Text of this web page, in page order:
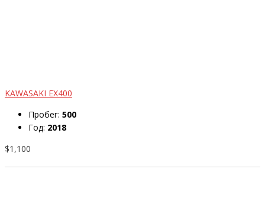
KAWASAKI EX400
Пробег: 500
Год: 2018
$1,100